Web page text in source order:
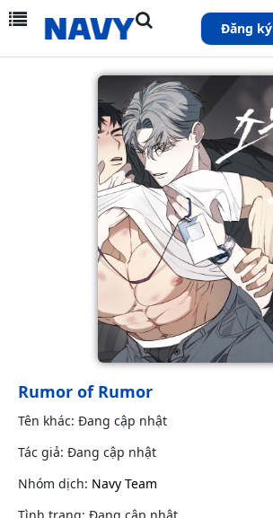
Đăng ký
Rumor of Rumor
Tên khác: Đang cập nhật
Tác giả: Đang cập nhật
Nhóm dịch: Navy Team